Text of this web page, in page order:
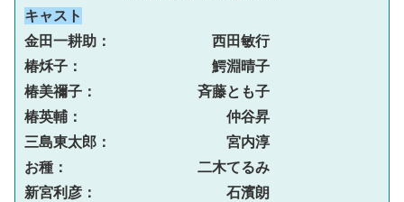
キャスト
金田一耕助：　　　　　　　西田敏行
椿秌子：　　　　　　　　　鰐淵晴子
椿美禰子：　　　　　　　斉藤とも子
椿英輔：　　　　　　　　　　仲谷昇
三島東太郎：　　　　　　　　宮内淳
お種：　　　　　　　　　二木てるみ
新宮利彦：　　　　　　　　　石濱朗